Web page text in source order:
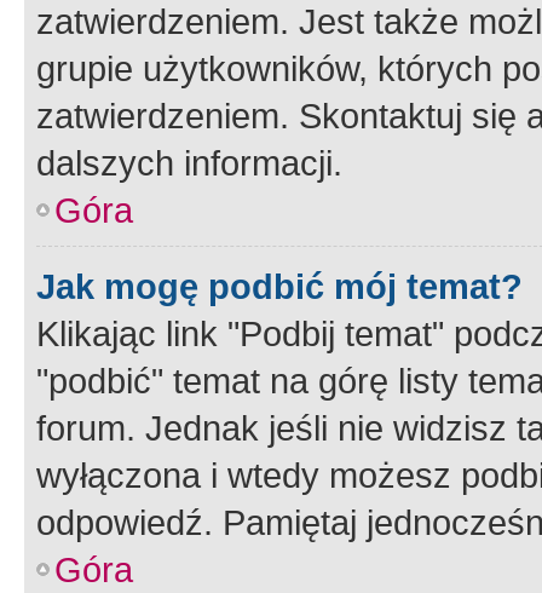
zatwierdzeniem. Jest także
grupie użytkowników, których
zatwierdzeniem. Skontaktuj się
dalszych informacji.
Góra
Jak mogę podbić mój temat?
Klikając link "Podbij temat"
"podbić" temat na górę listy
forum. Jednak jeśli nie widzisz
wyłączona i wtedy możesz
odpowiedź. Pamiętaj
Góra